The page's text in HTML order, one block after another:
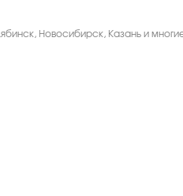
Новосибирск, Казань и